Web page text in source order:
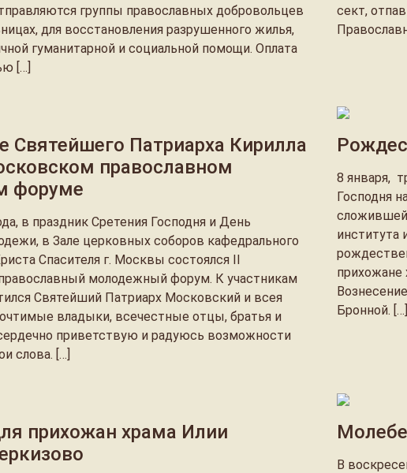
группы православных добровольцев
для восстановления разрушенного жилья,
гуманитарной и социальной помощи. Оплата
[…]
сект,
Святейшего Патриарха Кирилла
православном
форуме
в праздник Сретения Господня и День
в Зале церковных соборов кафедрального
Спасителя г. Москвы состоялся II
молодежный форум. К участникам
Святейший Патриарх Московский и всея
владыки, всечестные отцы, братья и
приветствую и радуюсь возможности
слова. […]
8 января,
Господня
института
прихожане
Бронной. […]
прихожан храма Илии
В